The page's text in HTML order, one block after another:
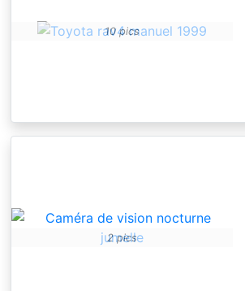
10 pics
2 pics